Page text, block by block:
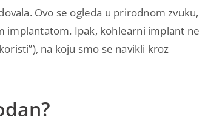
Ovo se ogleda u prirodnom zvuku,
implantatom. Ipak, kohlearni implant ne
na koju smo se navikli kroz